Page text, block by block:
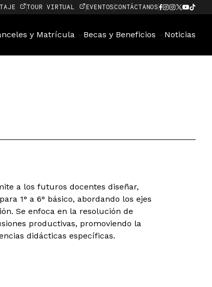
TOUR VIRTUAL EVENTOSCONTÁCTANOS
y Matrícula Becas y Beneficios Noticias
a los futuros docentes diseñar,
1° a 6° básico, abordando los ejes
Se enfoca en la resolución de
productivas, promoviendo la
didácticas específicas.